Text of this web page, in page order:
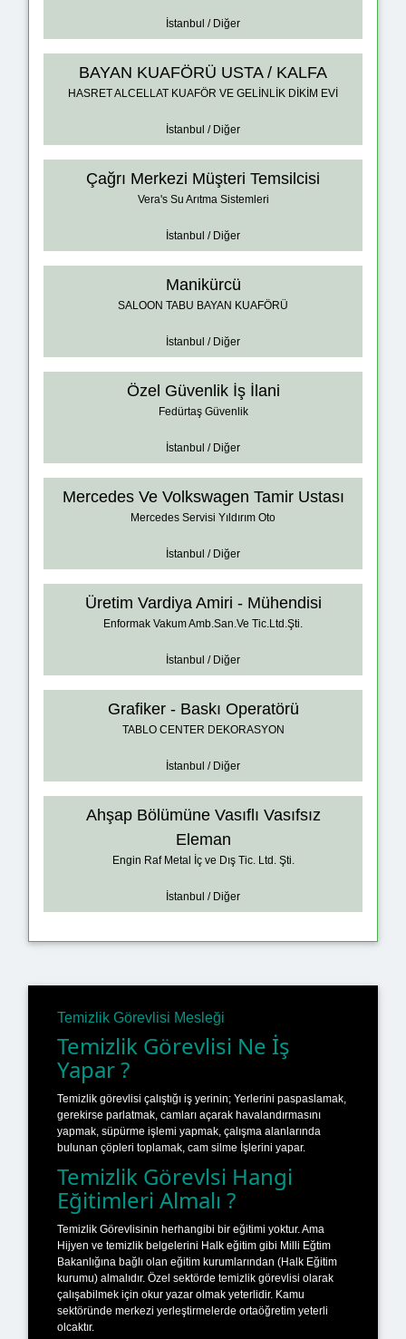
İstanbul / Diğer
BAYAN KUAFÖRÜ USTA / KALFA
HASRET ALCELLAT KUAFÖR VE GELİNLİK DİKİM EVİ
İstanbul / Diğer
Çağrı Merkezi Müşteri Temsilcisi
Vera's Su Arıtma Sistemleri
İstanbul / Diğer
Manikürcü
SALOON TABU BAYAN KUAFÖRÜ
İstanbul / Diğer
Özel Güvenlik İş İlani
Fedürtaş Güvenlik
İstanbul / Diğer
Mercedes Ve Volkswagen Tamir Ustası
Mercedes Servisi Yıldırım Oto
İstanbul / Diğer
Üretim Vardiya Amiri - Mühendisi
Enformak Vakum Amb.San.Ve Tic.Ltd.Şti.
İstanbul / Diğer
Grafiker - Baskı Operatörü
TABLO CENTER DEKORASYON
İstanbul / Diğer
Ahşap Bölümüne Vasıflı Vasıfsız
Eleman
Engin Raf Metal İç ve Dış Tic. Ltd. Şti.
İstanbul / Diğer
Temizlik Görevlisi Mesleği
Temizlik Görevlisi Ne İş
Yapar ?
Temizlik görevlisi çalıştığı iş yerinin; Yerlerini paspaslamak,
gerekirse parlatmak, camları açarak havalandırmasını
yapmak, süpürme işlemi yapmak, çalışma alanlarında
bulunan çöpleri toplamak, cam silme İşlerini yapar.
Temizlik Görevlsi Hangi
Eğitimleri Almalı ?
Temizlik Görevlisinin herhangibi bir eğitimi yoktur. Ama
Hijyen ve temizlik belgelerini Halk eğitim gibi Milli Eğtim
Bakanlığına bağlı olan eğitim kurumlarından (Halk Eğitim
kurumu) almalıdır. Özel sektörde temizlik görevlisi olarak
çalışabilmek için okur yazar olmak yeterlidir. Kamu
sektöründe merkezi yerleştirmelerde ortaöğretim yeterli
olcaktır.